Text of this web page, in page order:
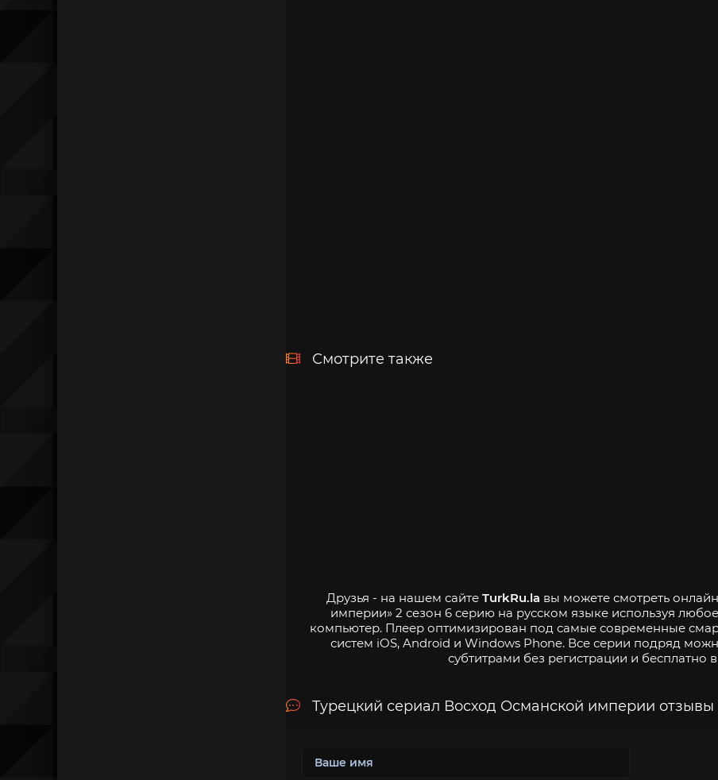
Смотрите также
Друзья - на нашем сайте TurkRu.la вы можете смотреть
империи» 2 сезон 6 серию на русском языке используя
компьютер. Плеер оптимизирован под самые современные
систем iOS, Android и Windows Phone. Все серии подряд
субтитрами без регистрации и бесплатно
Турецкий сериал Восход Османской империи отзывы